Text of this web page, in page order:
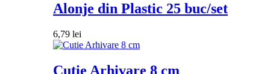
Alonje din Plastic 25 buc/set
6,79 lei
Cutie Arhivare 8 cm